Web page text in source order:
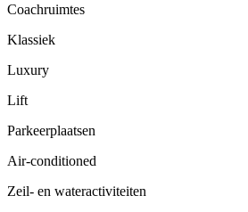
Coachruimtes
Klassiek
Luxury
Lift
Parkeerplaatsen
Air-conditioned
Zeil- en wateractiviteiten